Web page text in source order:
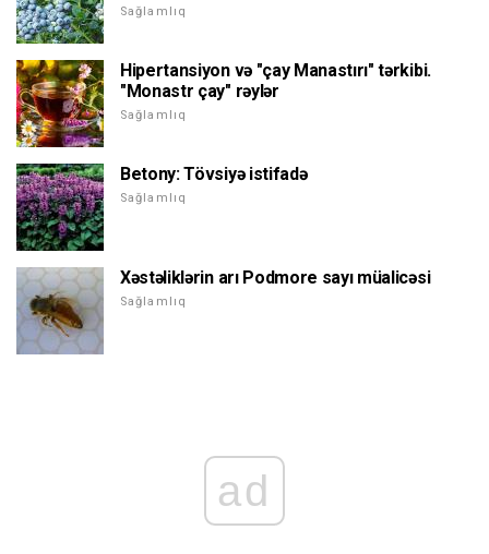
Sağlamlıq
Hipertansiyon və "çay Manastırı" tərkibi.
"Monastr çay" rəylər
Sağlamlıq
Betony: Tövsiyə istifadə
Sağlamlıq
Xəstəliklərin arı Podmore sayı müalicəsi
Sağlamlıq
ad